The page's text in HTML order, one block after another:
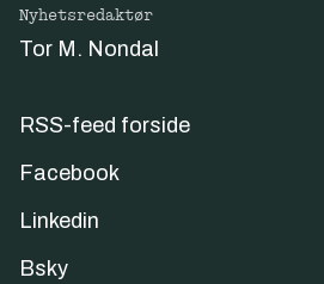
Nyhetsredaktør
Tor M. Nondal
RSS-feed forside
Facebook
Linkedin
Bsky